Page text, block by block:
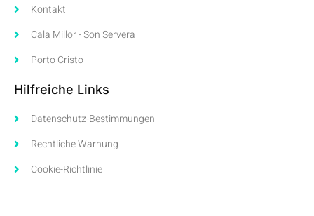
Kontakt
Cala Millor - Son Servera
Porto Cristo
Hilfreiche Links
Datenschutz-Bestimmungen
Rechtliche Warnung
Cookie-Richtlinie